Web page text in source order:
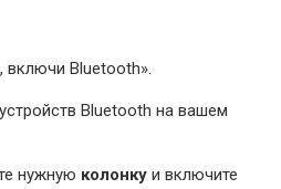
, включи Bluetooth».
Bluetooth на вашем
нужную колонку и включите